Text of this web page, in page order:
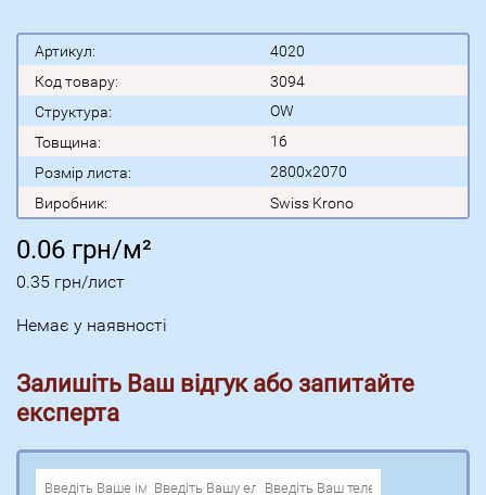
Артикул:
4020
Код товару:
3094
Структура:
OW
Товщина:
16
Розмір листа:
2800x2070
Виробник:
Swiss Krono
0.06 грн/м²
0.35 грн/лист
Немає у наявності
Залишіть Ваш відгук або запитайте
експерта